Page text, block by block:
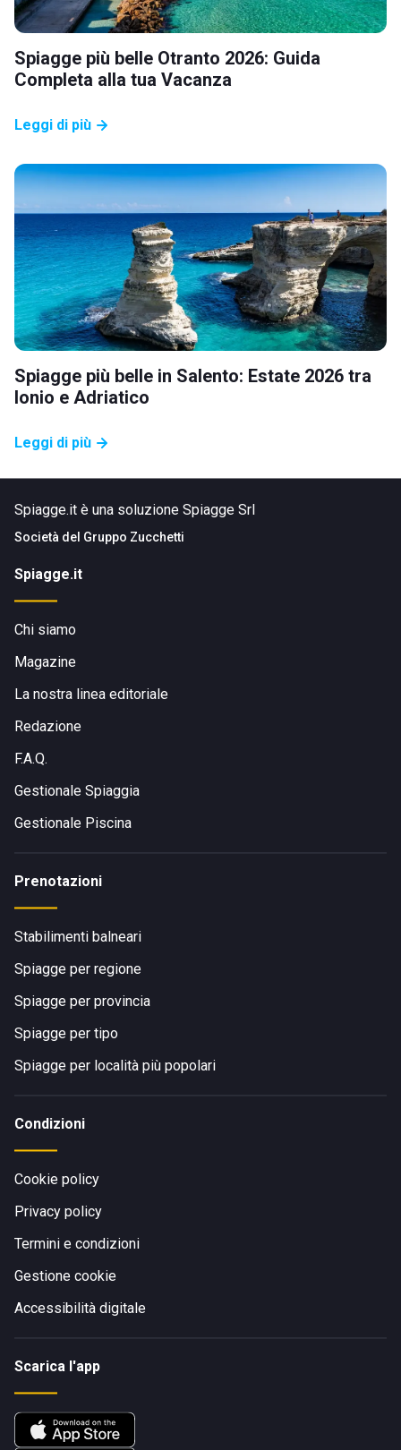
Spiagge più belle Otranto 2026: Guida
Completa alla tua Vacanza
Leggi di più
Spiagge più belle in Salento: Estate 2026 tra
Ionio e Adriatico
Leggi di più
Spiagge.it è una soluzione Spiagge Srl
Società del Gruppo Zucchetti
Spiagge.it
Chi siamo
Magazine
La nostra linea editoriale
Redazione
F.A.Q.
Gestionale Spiaggia
Gestionale Piscina
Prenotazioni
Stabilimenti balneari
Spiagge per regione
Spiagge per provincia
Spiagge per tipo
Spiagge per località più popolari
Condizioni
Cookie policy
Privacy policy
Termini e condizioni
Gestione cookie
Accessibilità digitale
Scarica l'app